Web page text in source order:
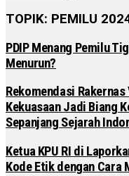
TOPIK: PEMILU
PDIP Menang Pemilu
Menurun?
Rekomendasi Rakernas
Kekuasaan Jadi Biang
Sepanjang Sejarah
Ketua KPU RI di
Kode Etik dengan Cara